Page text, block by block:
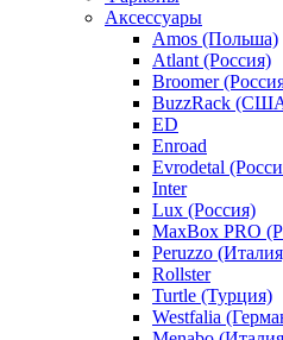
Аксессуары
Amos (Польша)
Atlant (Россия)
Broomer
BuzzRack
ED
Enroad
Evrodetal
Inter
Lux (Россия)
MaxBox PRO
Peruzzo
Rollster
Turtle (Турция)
Westfalia